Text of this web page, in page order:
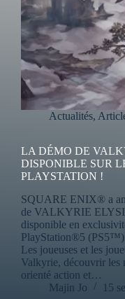
Actualités,
LA DÉMO DE
DISPONIBLE SUR
PLAYSTATION !
SQUARE ENIX® a
de VALKYRIE
disponible en
PlayStation®5
Les joueuses et les
Valkyrie, découvrir les
orienté action et…
Majin Jo
15